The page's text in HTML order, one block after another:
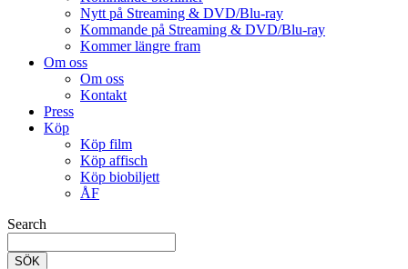
Nytt på Streaming & DVD/Blu-ray
Kommande på Streaming & DVD/Blu-ray
Kommer längre fram
Om oss
Om oss
Kontakt
Press
Köp
Köp film
Köp affisch
Köp biobiljett
ÅF
Search
SÖK